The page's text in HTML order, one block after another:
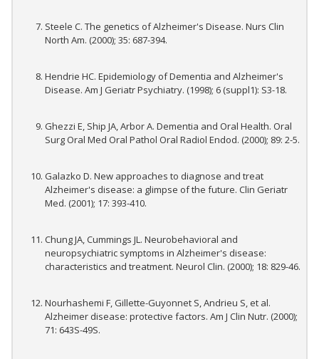
Steele C. The genetics of Alzheimer's Disease. Nurs Clin
North Am. (2000); 35: 687-394.
Hendrie HC. Epidemiology of Dementia and Alzheimer's
Disease. Am J Geriatr Psychiatry. (1998); 6 (suppl1): S3-18.
Ghezzi E, Ship JA, Arbor A. Dementia and Oral Health. Oral
Surg Oral Med Oral Pathol Oral Radiol Endod. (2000); 89: 2-5.
Galazko D. New approaches to diagnose and treat
Alzheimer's disease: a glimpse of the future. Clin Geriatr
Med. (2001); 17: 393-410.
Chung JA, Cummings JL. Neurobehavioral and
neuropsychiatric symptoms in Alzheimer's disease:
characteristics and treatment. Neurol Clin. (2000); 18: 829-46.
Nourhashemi F, Gillette-Guyonnet S, Andrieu S, et al.
Alzheimer disease: protective factors. Am J Clin Nutr. (2000);
71: 643S-49S.